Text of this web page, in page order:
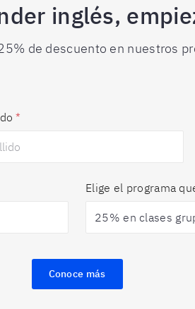
inglés,
de descuento en nuestros
*
Elige el programa
Conoce más